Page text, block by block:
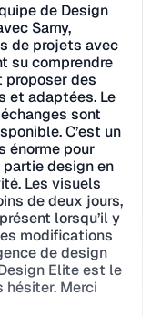
de Design
Samy,
de projets avec
su comprendre
proposer des
et adaptées. Le
sont
C’est un
énorme pour
partie design en
Les visuels
de deux jours,
lorsqu’il y
modifications
de design
Elite est le
hésiter. Merci